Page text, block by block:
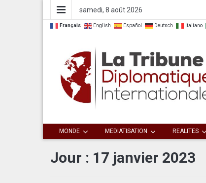
samedi, 8 août 2026
Français English Español Deutsch Italiano
La Tribune
Diplomatique
MONDE MEDIATISATION REALITES
Jour : 17 janvier 2023